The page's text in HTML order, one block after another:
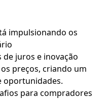
impulsionando os
de juros e inovação
preços, criando um
oportunidades.
para compradores